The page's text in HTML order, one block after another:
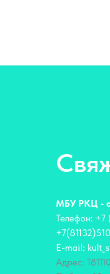
МБУ РКЦ -
Телефон: +7
E-mail:
Адрес: